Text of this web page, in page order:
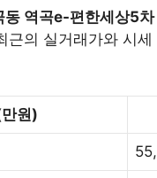
동 역곡e-편한세상5
의 실거래가와 시
원)